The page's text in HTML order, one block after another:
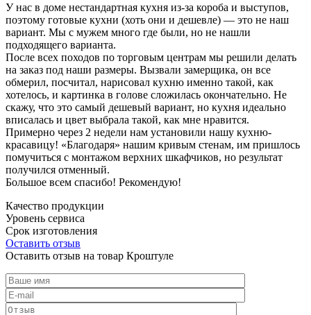
У нас в доме нестандартная кухня из-за короба и выступов,
поэтому готовые кухни (хоть они и дешевле) — это не наш
вариант. Мы с мужем много где были, но не нашли
подходящего варианта.
После всех походов по торговым центрам мы решили делать
на заказ под наши размеры. Вызвали замерщика, он все
обмерил, посчитал, нарисовал кухню именно такой, как
хотелось, и картинка в голове сложилась окончательно. Не
скажу, что это самый дешевый вариант, но кухня идеально
вписалась и цвет выбрала такой, как мне нравится.
Примерно через 2 недели нам установили нашу кухню-
красавицу! «Благодаря» нашим кривым стенам, им пришлось
помучиться с монтажом верхних шкафчиков, но результат
получился отменный.
Большое всем спасибо! Рекомендую!
Качество продукции
Уровень сервиса
Срок изготовления
Оставить отзыв
Оставить отзыв на товар Кроштуле